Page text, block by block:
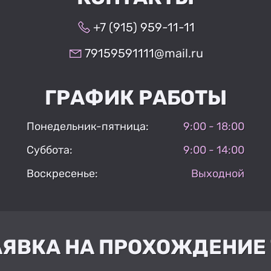
+7 (915) 959-11-11
79159591111@mail.ru
ГРАФИК РАБОТЫ
Понедельник-пятница:
9:00 - 18:00
Суббота:
9:00 - 14:00
Воскресенье:
Выходной
НА ПРОХОЖДЕНИЕ